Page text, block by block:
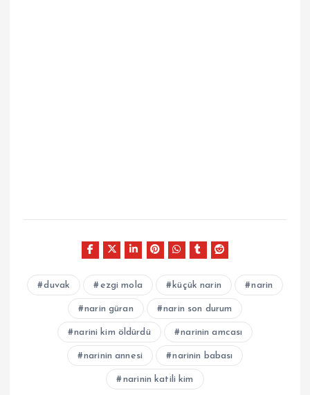
duvak ezgi mola küçük narin narin
narin güran narin son durum
narini kim öldürdü narinin amcası
narinin annesi narinin babası
narinin katili kim